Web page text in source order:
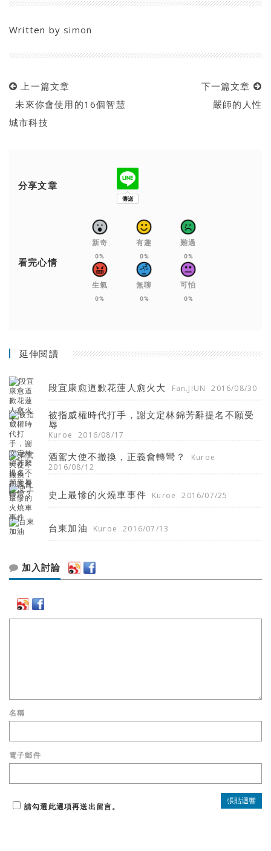
Written by simon
上一篇文章
未來你會使用的16個智慧
城市科技
下一篇文章
嚴師的人性
分享文章
看完心情
新奇
0%
有趣
0%
難過
0%
生氣
0%
無聊
0%
可怕
0%
延伸閱讀
段宜康愈道歉花蓮人愈火大 Fan.JIUN 2016/08/30
被指威權時代打手，謝文定林錦芳辭提名不願受
辱
Kuroe 2016/08/17
酒駕大使不撤換，正義會轉彎？
Kuroe
2016/08/12
史上最慘的火燒車事件 Kuroe 2016/07/25
台東加油 Kuroe 2016/07/13
加入討論
名稱
電子郵件
請勾選此選項再送出留言。